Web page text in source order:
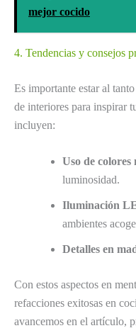
mejor cocido
4. Tendencias y consejos
Es importante estar al
de interiores para inspirar
incluyen:
Uso de colores
luminosidad.
Iluminación
ambientes
Detalles en
Con estos aspectos en
refacciones exitosas en
avancemos en el artículo,